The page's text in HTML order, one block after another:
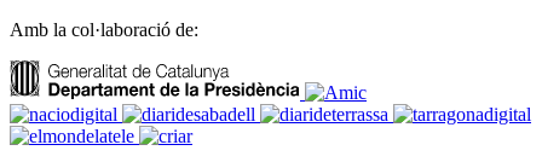
Amb la col·laboració de: